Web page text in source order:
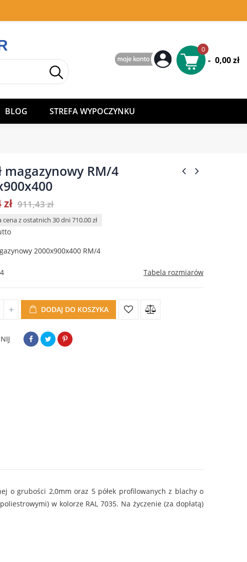
0
- 0,00 zł
BLOG STREFA WYPOCZYNKU
magazynowy RM/4
911,43 zł
cena z ostatnich 30 dni 710.00 zł
2000x900x400 RM/4
Tabela rozmiarów
DODAJ DO KOSZYKA
o grubości 2,0mm oraz 5 półek profilowanych z blachy o
w kolorze RAL 7035. Na życzenie (za dopłatą)